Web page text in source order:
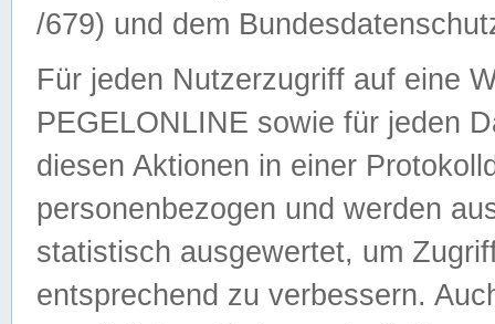
/679) und dem
Für jeden Nutzerzugriff auf eine
PEGELONLINE sowie für jeden
diesen Aktionen in einer
personenbezogen und werden
statistisch ausgewertet, um
entsprechend zu verbessern.